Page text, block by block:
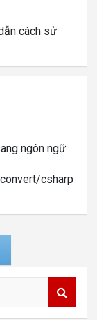
cách sử
ngôn ngữ
csharp